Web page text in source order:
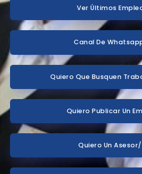
Ver Últimos
Canal De
Quiero Que Busquen
Quiero Publicar Un
Quiero Un